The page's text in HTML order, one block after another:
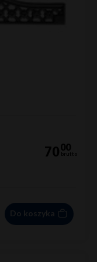
7000
brutto
Do koszyka